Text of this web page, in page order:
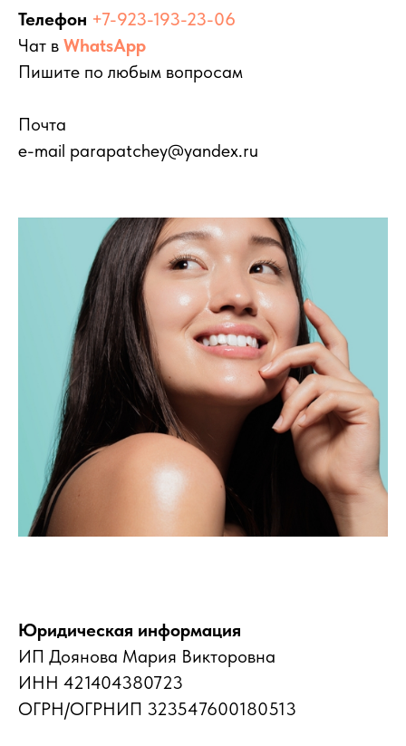
Телефон +7-923-193-23-06
Чат в WhatsApp
Пишите по любым вопросам
Почта
e-mail parapatchey@yandex.ru
Юридическая информация
ИП Доянова Мария Викторовна
ИНН 421404380723
ОГРН/ОГРНИП 323547600180513